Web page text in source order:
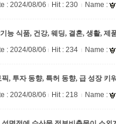
: 2024/08/06 Hit : 230 Name :
능 식품, 건강, 웨딩, 결혼, 생활, 제
: 2024/08/06 Hit : 234 Name :
픽, 투자 동향, 특허 동향, 급 성장 키
: 2024/08/06 Hit : 218 Name :